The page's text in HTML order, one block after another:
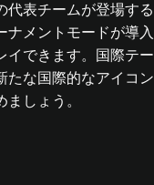
代表チームが登場する
ナメントモードが導入
イできます。国際テー
たな国際的なアイコン
しょう。